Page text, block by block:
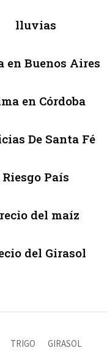
lluvias
en Buenos Aires
en Córdoba
De Santa Fé
Riesgo País
del maíz
del Girasol
TRIGO GIRASOL